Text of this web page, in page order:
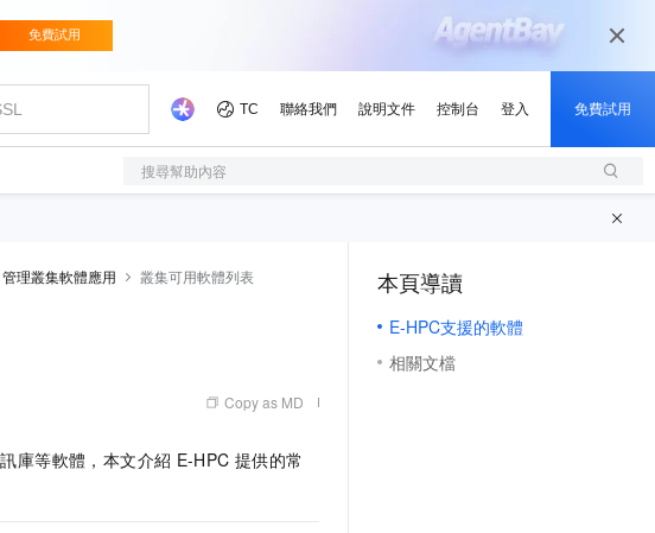
搜尋幫助內容
管理叢集軟體應用 叢集可用軟體列表
Copy as MD
庫等軟體，本文介紹 E-HPC 提供的常
本頁導讀
E-HPC支援的軟體
相關文檔